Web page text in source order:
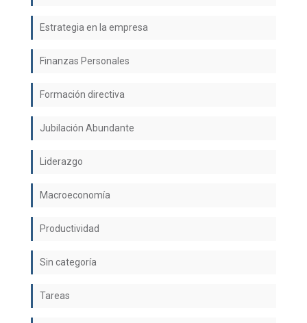
Estrategia en la empresa
Finanzas Personales
Formación directiva
Jubilación Abundante
Liderazgo
Macroeconomía
Productividad
Sin categoría
Tareas